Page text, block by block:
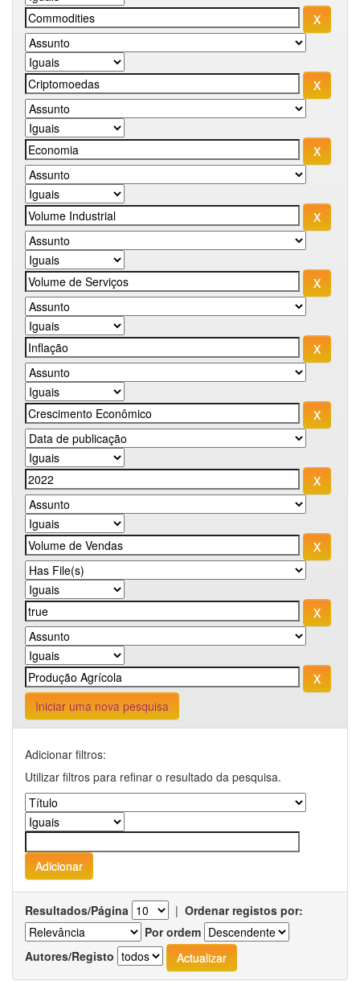
Iniciar uma nova pesquisa
Adicionar filtros:
Utilizar filtros para refinar o resultado da pesquisa.
Resultados/Página | Ordenar registos por:
Por ordem
Autores/Registo